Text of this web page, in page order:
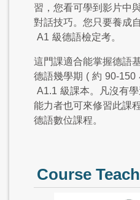
習，您看可學到影片中
對話技巧。您只要養成
A1 級德語檢定考。
這門課適合能掌握德語
德語幾學期 ( 約 90-150
A1.1 級課本。凡沒有
能力者也可來修習此課
德語數位課程。
Course